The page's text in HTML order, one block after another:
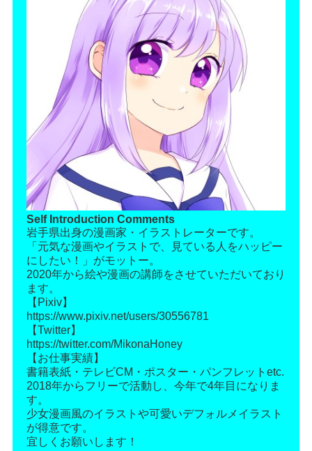
Self Introduction Comments
岩手県出身の漫画家・イラストレーターです。
「元気な漫画やイラストで、見ている人をハッピー
にしたい！」がモットー。
2020年から絵や漫画の講師をさせていただいており
ます。
【Pixiv】
https://www.pixiv.net/users/30556781
【Twitter】
https://twitter.com/MikonaHoney
【お仕事実績】
書籍表紙・テレビCM・ポスター・パンフレットetc.
2018年からフリーで活動し、今年で4年目になりま
す。
少女漫画風のイラストや可愛いデフォルメイラスト
が得意です。
宜しくお願いします！